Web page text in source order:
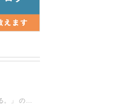
[大阪・南河内の情報紙「らくうぇる。」 の編集部ブログ] 2026/07/28 18:42